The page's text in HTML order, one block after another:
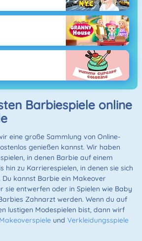
Barbiespiele online
eine große Sammlung von Online-
genießen kannst. Wir haben
in denen Barbie auf einem
hin zu Karrierespielen, in denen sie sich
kannst Barbie ein Makeover
sie entwerfen oder in Spielen wie Baby
Zahnarzt werden. Wenn du auf
lustigen Modespielen bist, dann wirf
Makeoverspieleund Verkleidungsspiele